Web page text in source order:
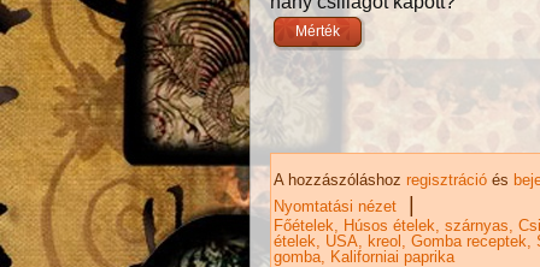
A hozzászóláshoz regisztráció és
Nyomtatási nézet
|
Főételek Húsos ételek szárnyas
ételek
USA kreol Gomba receptek
gomba Kaliforniai paprika